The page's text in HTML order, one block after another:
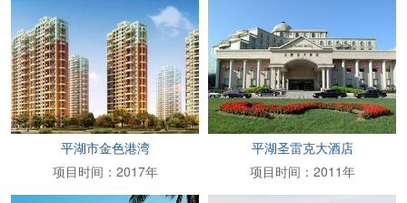
平湖市金色港湾
项目时间：2017年
平湖圣雷克大酒店
项目时间：2011年